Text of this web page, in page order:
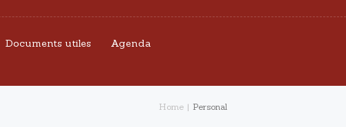
Documents utiles
Agenda
Home Personal